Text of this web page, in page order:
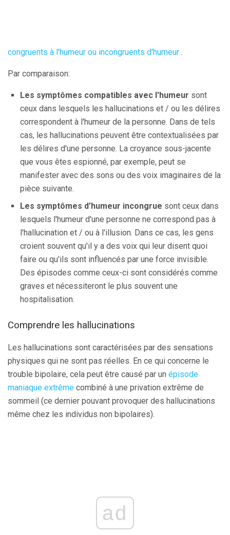
congruents à l'humeur ou incongruents d'humeur .
Par comparaison:
Les symptômes compatibles avec l'humeur sont
ceux dans lesquels les hallucinations et / ou les délires
correspondent à l'humeur de la personne. Dans de tels
cas, les hallucinations peuvent être contextualisées par
les délires d'une personne. La croyance sous-jacente
que vous êtes espionné, par exemple, peut se
manifester avec des sons ou des voix imaginaires de la
pièce suivante.
Les symptômes d'humeur incongrue sont ceux dans
lesquels l'humeur d'une personne ne correspond pas à
l'hallucination et / ou à l'illusion. Dans ce cas, les gens
croient souvent qu'il y a des voix qui leur disent quoi
faire ou qu'ils sont influencés par une force invisible.
Des épisodes comme ceux-ci sont considérés comme
graves et nécessiteront le plus souvent une
hospitalisation.
Comprendre les hallucinations
Les hallucinations sont caractérisées par des sensations
physiques qui ne sont pas réelles. En ce qui concerne le
trouble bipolaire, cela peut être causé par un épisode
maniaque extrême combiné à une privation extrême de
sommeil (ce dernier pouvant provoquer des hallucinations
même chez les individus non bipolaires).
ad